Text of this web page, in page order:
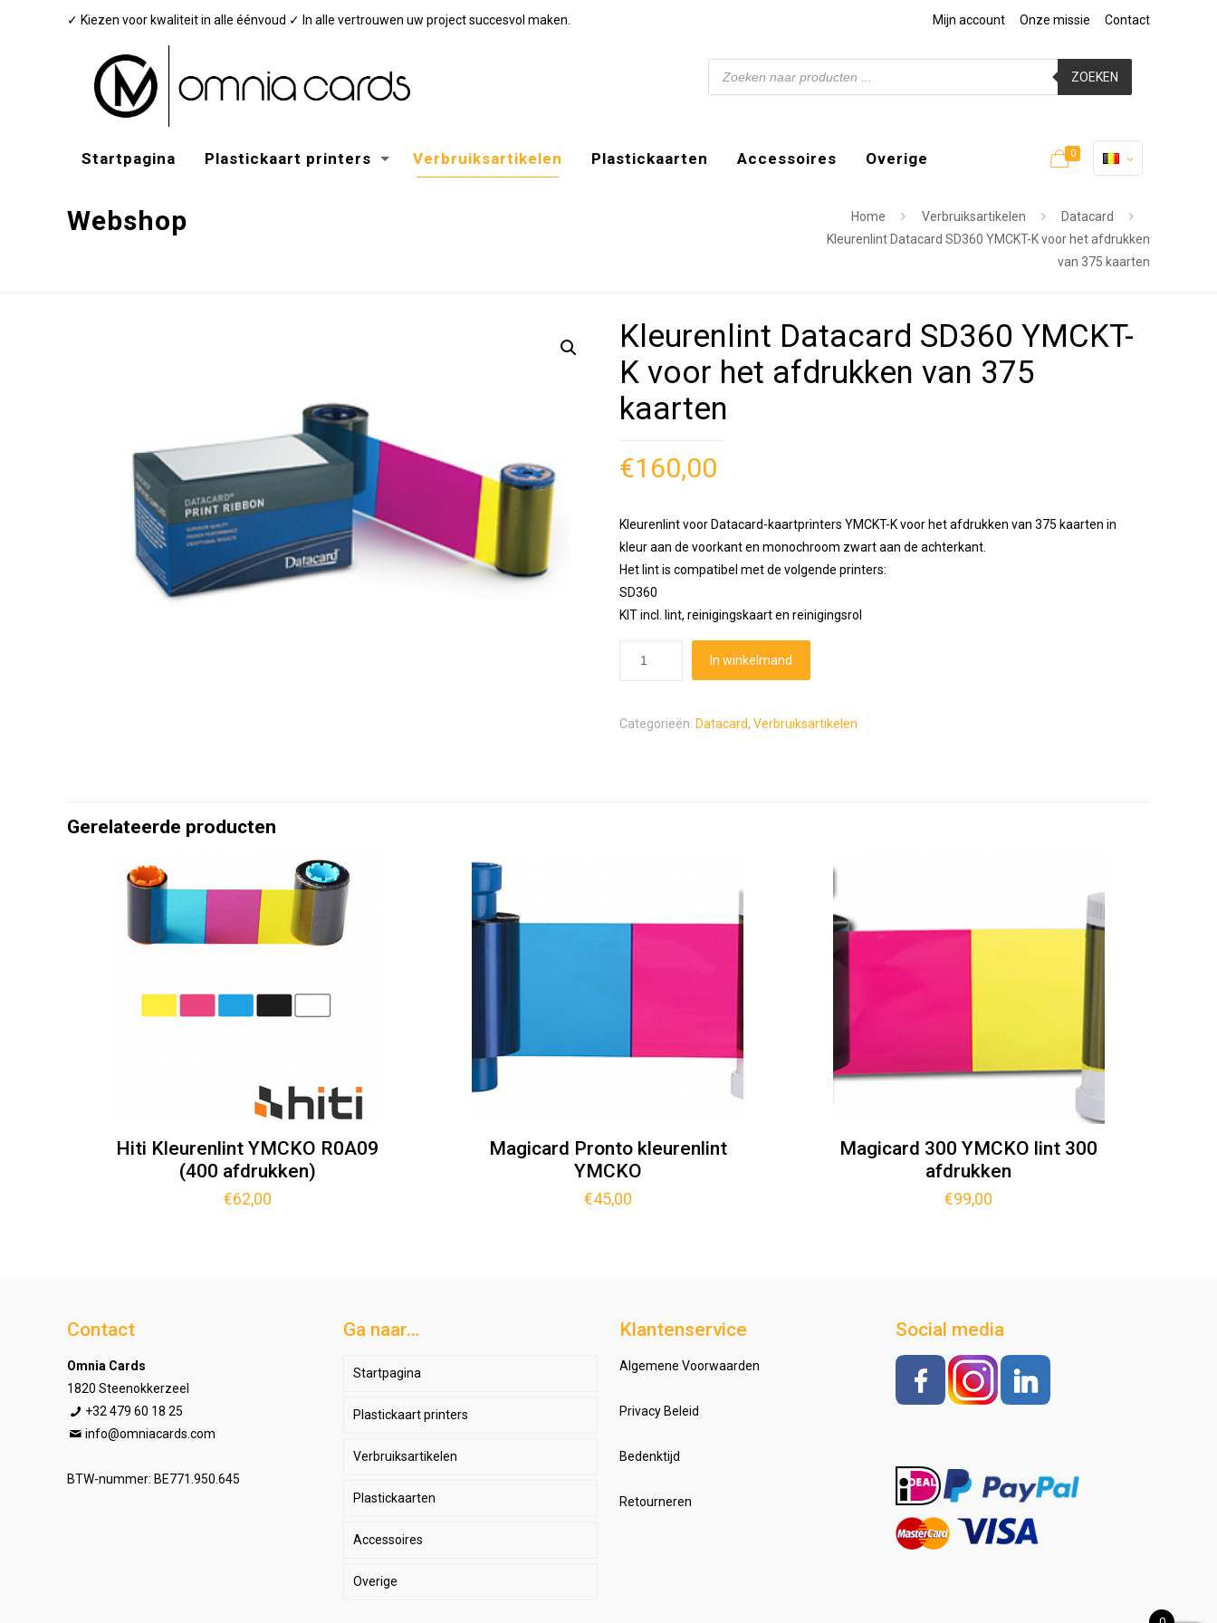
✓ Kiezen voor kwaliteit in alle éénvoud ✓ In alle vertrouwen uw project succesvol maken. Mijn account Onze missie Contact
Startpagina Plastickaart printers Verbruiksartikelen Plastickaarten Accessoires Overige
Products
search
ZOEKEN
0
Webshop Home Verbruiksartikelen
Datacard
Kleurenlint Datacard SD360 YMCKT-K voor het afdrukken
van 375 kaarten
Kleurenlint Datacard SD360 YMCKT-
K voor het afdrukken van 375
kaarten
€160,00
Kleurenlint voor Datacard-kaartprinters YMCKT-K voor het afdrukken van 375 kaarten in
kleur aan de voorkant en monochroom zwart aan de achterkant.
Het lint is compatibel met de volgende printers:
SD360
KIT incl. lint, reinigingskaart en reinigingsrol
In winkelmand
Categorieën: Datacard, Verbruiksartikelen
Gerelateerde producten
Hiti Kleurenlint YMCKO R0A09
(400 afdrukken)
€62,00
Magicard Pronto kleurenlint
YMCKO
€45,00
Magicard 300 YMCKO lint 300
afdrukken
€99,00
Contact
Omnia Cards
1820 Steenokkerzeel
+32 479 60 18 25
info@omniacards.com
BTW-nummer: BE771.950.645
Ga naar…
Startpagina
Plastickaart printers
Lowbudget printers
Semi-professionele printers
High-definition printers
Verbruiksartikelen
Plastickaarten
Accessoires
Overige
Klantenservice
Algemene Voorwaarden
Privacy Beleid
Bedenktijd
Retourneren
Social media